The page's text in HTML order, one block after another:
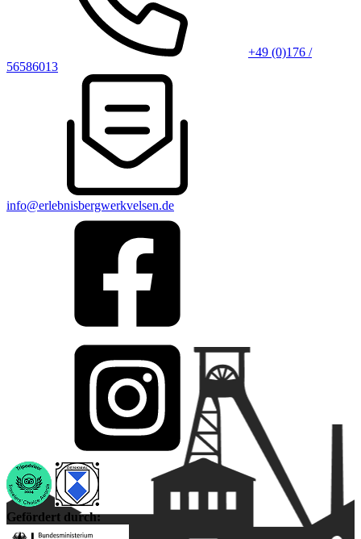
+49 (0)176 /
56586013
info@erlebnisbergwerkvelsen.de
Gefördert durch: